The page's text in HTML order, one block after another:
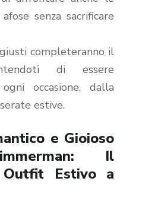
senza sacrificare
completeranno il
di essere
occasione, dalla
estive.
e Gioioso
Il
Estivo a